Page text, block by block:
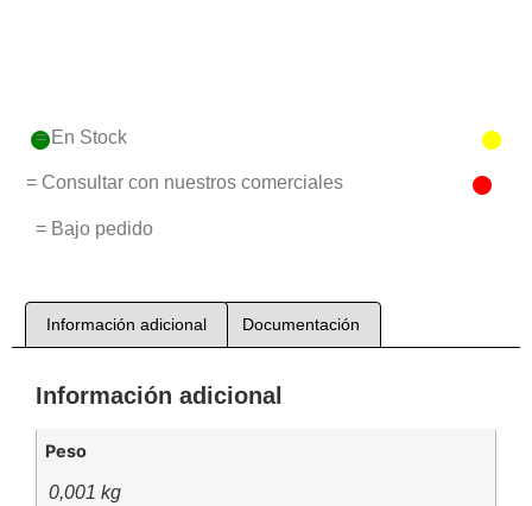
= En Stock
= Consultar con nuestros comerciales
= Bajo pedido
Información adicional Documentación
Información adicional
Peso
0,001 kg